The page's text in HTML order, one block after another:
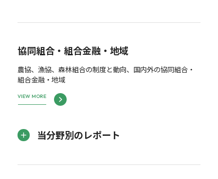
協同組合・組合金融・地域
農協、漁協、森林組合の制度と動向、国内外の協同組合・
組合金融・地域
VIEW MORE
当分野別のレポート